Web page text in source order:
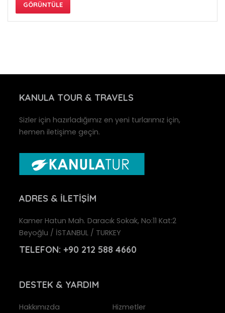
GÖRÜNTÜLE
KANULA TOUR & TRAVELS
Sizler için hazırladığımız en yeni turlarımız için,
hemen iletişime geçin.
ADRES & İLETIŞIM
Kamer Hatun Mah. Daracık Sokak, No:11 Kat:2
Beyoğlu / İSTANBUL / TURKEY
TELEFON: +90 212 588 4660
DESTEK & YARDIM
Hakkımızda
Hizmetler